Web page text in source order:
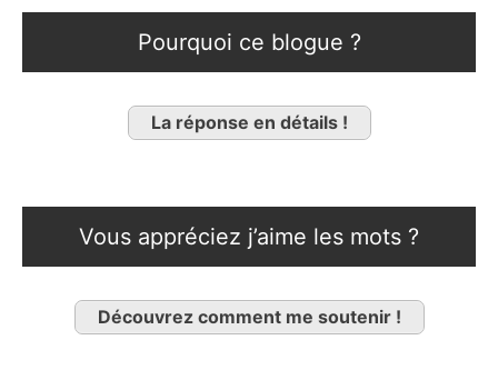
Pourquoi ce blogue ?
La réponse en détails !
Vous appréciez j’aime les mots ?
Découvrez comment me soutenir !